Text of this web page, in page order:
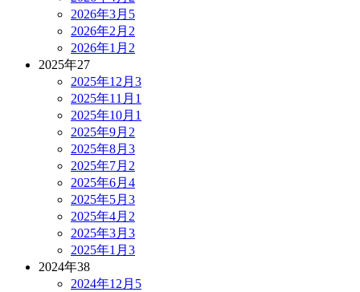
2026年3月 5
2026年2月 2
2026年1月 2
2025年27
2025年12月 3
2025年11月 1
2025年10月 1
2025年9月 2
2025年8月 3
2025年7月 2
2025年6月 4
2025年5月 3
2025年4月 2
2025年3月 3
2025年1月 3
2024年38
2024年12月 5